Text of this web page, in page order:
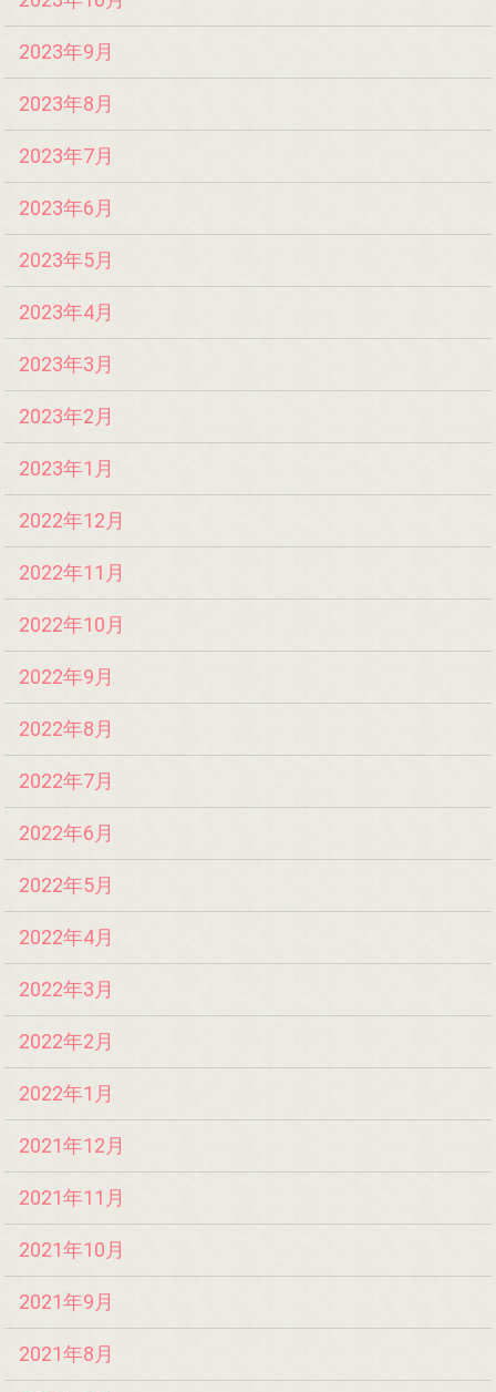
2023年9月
2023年8月
2023年7月
2023年6月
2023年5月
2023年4月
2023年3月
2023年2月
2023年1月
2022年12月
2022年11月
2022年10月
2022年9月
2022年8月
2022年7月
2022年6月
2022年5月
2022年4月
2022年3月
2022年2月
2022年1月
2021年12月
2021年11月
2021年10月
2021年9月
2021年8月